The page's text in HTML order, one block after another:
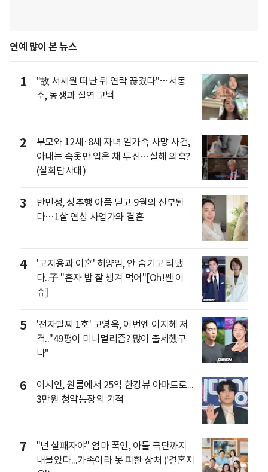
연예 많이 본 뉴스
1
"故 서세원 떠난 뒤 연락 끊겼다"…서동
주, 동생과 절연 고백
2
부모와 12세·8세 자녀 일가족 사망 사건,
아내는 속옷만 입은 채 투신…살해 의혹?
(실화탐사대)
3
반민정, 성추행 아픔 딛고 9월의 신부된
다…1살 연상 사업가와 결혼
4
'고지용과 이혼' 허양임, 안 숨기고 티냈
다..子 "혼자 밥 잘 챙겨 먹어"[Oh!쎈 이
슈]
5
'전자발찌 1호' 고영욱, 이번엔 이지혜 저
격.."49평이 미니멀리즘? 많이 출세했구
나"
6
이시언, 원룸에서 25억 한강뷰 아파트로...
3만원 청약통장의 기적
7
"넌 실패자야" 엄마 폭언, 아들 극단까지
내몰았다...가족이라 못 피한 상처 ('결혼지